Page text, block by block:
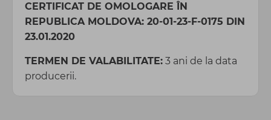
CERTIFICAT DE OMOLOGARE ÎN
REPUBLICA MOLDOVA: 20-01-23-F-0175 DIN
23.01.2020
TERMEN DE VALABILITATE: 3 ani de la data
producerii.